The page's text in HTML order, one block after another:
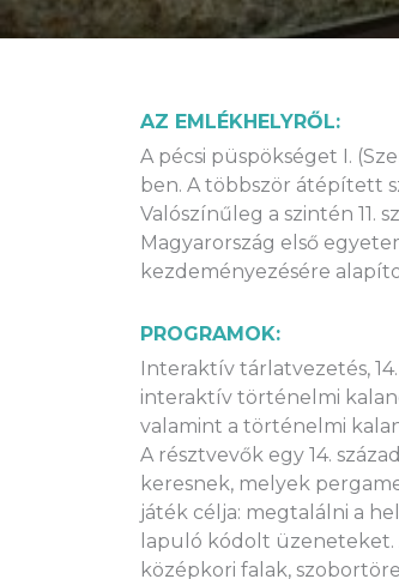
AZ EMLÉKHELYRŐL:
A pécsi püspökséget I.
ben. A többször átépített
Valószínűleg a szintén 11.
Magyarország első
kezdeményezésére
PROGRAMOK:
Interaktív tárlatvezetés,
interaktív történelmi
valamint a történelmi
A résztvevők egy 14.
keresnek, melyek
játék célja: megtalálni a
lapuló kódolt üzeneteket.
középkori falak,